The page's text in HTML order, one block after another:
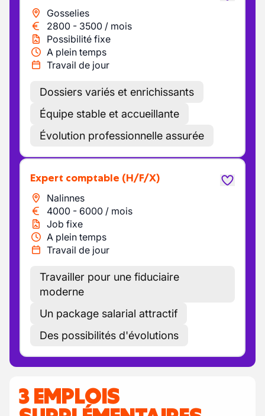
Gosselies
2800 - 3500 / mois
Possibilité fixe
A plein temps
Travail de jour
Dossiers variés et enrichissants
Équipe stable et accueillante
Évolution professionnelle assurée
Expert comptable (H/F/X)
Nalinnes
4000 - 6000 / mois
Job fixe
A plein temps
Travail de jour
Travailler pour une fiduciaire
moderne
Un package salarial attractif
Des possibilités d'évolutions
3 EMPLOIS